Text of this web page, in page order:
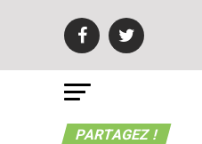
PARTAGEZ !